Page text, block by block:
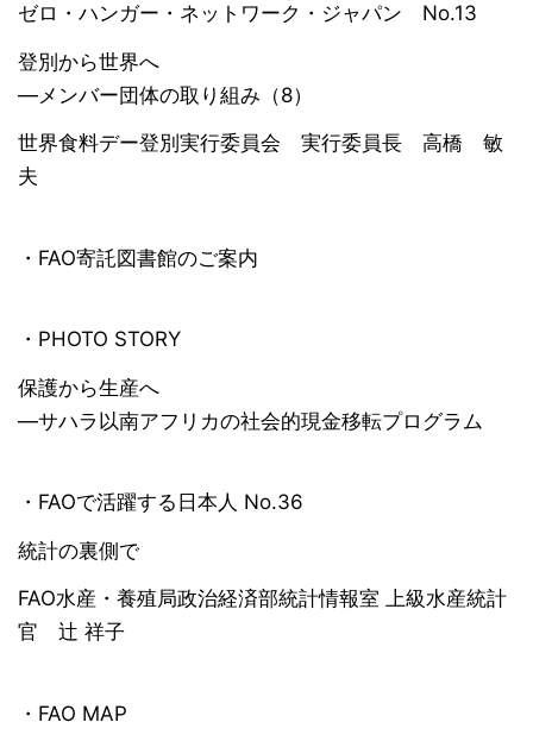
ゼロ・ハンガー・ネットワーク・ジャパン No.13
登別から世界へ
―メンバー団体の取り組み（8）
世界食料デー登別実行委員会 実行委員長 高橋 敏
夫
・FAO寄託図書館のご案内
・PHOTO STORY
保護から生産へ
―サハラ以南アフリカの社会的現金移転プログラム
・FAOで活躍する日本人 No.36
統計の裏側で
FAO水産・養殖局政治経済部統計情報室 上級水産統計
官 辻 祥子
・FAO MAP